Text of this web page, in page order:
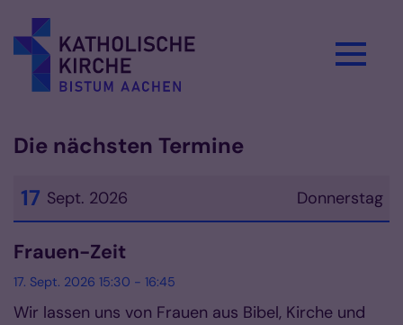
Die nächsten Termine
Donnerstag
17 Sept. 2026
Datum: 17. September 2026
Frauen-Zeit
17. Sept. 2026 15:30 - 16:45
Wir lassen uns von Frauen aus Bibel, Kirche und